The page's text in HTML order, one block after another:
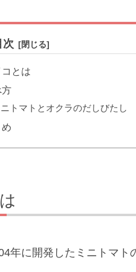
次
とは
方
ニトマトとオクラのだしびたし
め
年に開発したミニトマト